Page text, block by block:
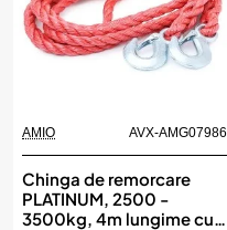
AMIO AVX-AMG07986
Chinga de remorcare
PLATINUM, 2500 -
3500kg, 4m lungime cu